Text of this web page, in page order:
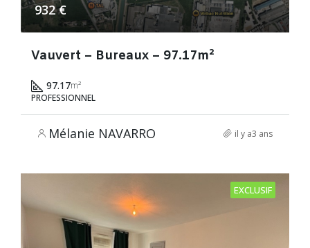
932 €
Vauvert – Bureaux – 97.17m²
97.17m²
PROFESSIONNEL
Mélanie NAVARRO il y a3 ans
EXCLUSIF